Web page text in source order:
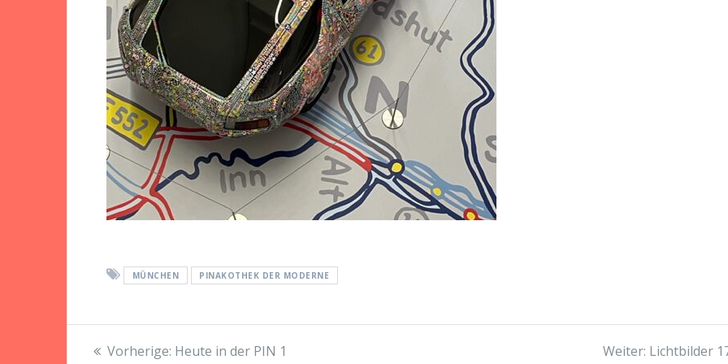
MÜNCHEN PINAKOTHEK DER MODERNE
Beitragsnavigation
Vorherige: Vorheriger
Heute in der PIN 1 Weiter: Nächster
Lichtbilder